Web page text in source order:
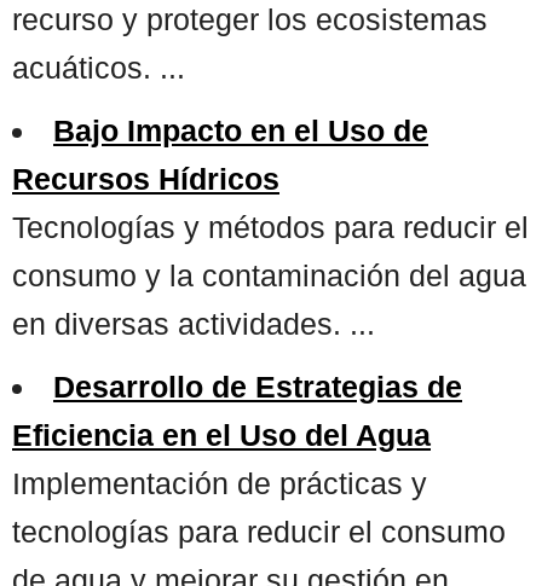
recurso y proteger los ecosistemas
acuáticos. ...
Bajo Impacto en el Uso de
Recursos Hídricos
Tecnologías y métodos para reducir el
consumo y la contaminación del agua
en diversas actividades. ...
Desarrollo de Estrategias de
Eficiencia en el Uso del Agua
Implementación de prácticas y
tecnologías para reducir el consumo